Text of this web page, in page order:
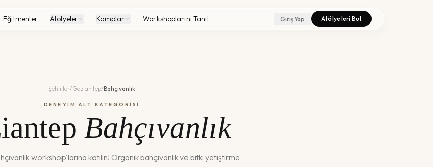
Eğitmenler Atölyeler Kamplar Workshoplarını Tanıt Giriş Yap Atölyeleri Bul
Şehirler/Gaziantep/Bahçıvanlık
DENEYİM ALT KATEGORİSİ
Bahçıvanlık
workshop'larına katılın! Organik bahçıvanlık ve bitki yetiştirme